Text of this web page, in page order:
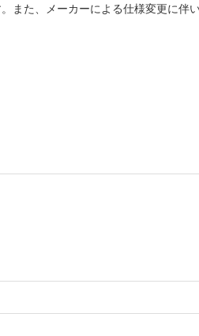
また、メーカーによる仕様変更に伴